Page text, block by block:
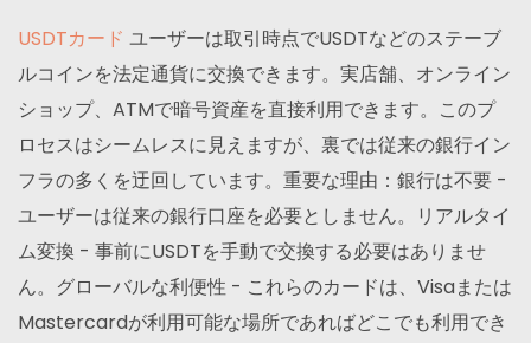
USDTカード ユーザーは取引時点でUSDTなどのステーブ
ルコインを法定通貨に交換できます。実店舗、オンライン
ショップ、ATMで暗号資産を直接利用できます。このプ
ロセスはシームレスに見えますが、裏では従来の銀行イン
フラの多くを迂回しています。重要な理由：銀行は不要 -
ユーザーは従来の銀行口座を必要としません。リアルタイ
ム変換 - 事前にUSDTを手動で交換する必要はありませ
ん。グローバルな利便性 - これらのカードは、Visaまたは
Mastercardが利用可能な場所であればどこでも利用でき